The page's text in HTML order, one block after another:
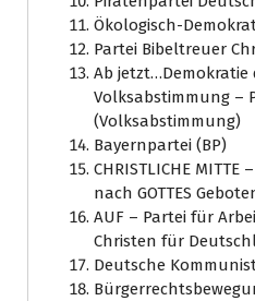
Ökologisch-
Partei Bibeltreuer
Ab jetzt…Demokratie
Volksabstimmung –
(Volksabstimmung)
Bayernpartei (BP)
CHRISTLICHE
nach GOTTES
AUF – Partei für
Christen für
Deutsche